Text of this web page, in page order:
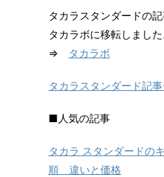
タカラスタンダードの
タカラボに移転しました
⇒
タカラボ
タカラスタンダード記
■人気の記事
タカラ スタンダードの
順 違いと価格